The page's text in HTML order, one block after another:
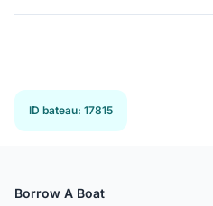
ID bateau: 17815
Borrow A Boat